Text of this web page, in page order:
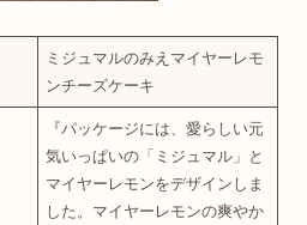
ミジュマルのみえマイヤーレモ
ンチーズケーキ
『パッケージには、愛らしい元
気いっぱいの「ミジュマル」と
マイヤーレモンをデザインしま
した。マイヤーレモンの爽やか